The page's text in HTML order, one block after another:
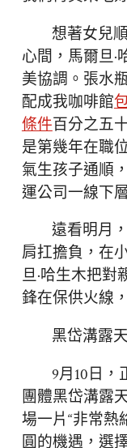
想著女兒
心間，馬爾旦·
美協調。張水
配成我咖啡館
條件百分之五
是第幾年在職
氣生孩子通順
運公司一線下
遠看明月
肩扛擔負，在
旦·哈生木把對
鋒在保供火線
黑岱溝露
9月10日
團體黑岱溝露
場一片“非常熱
圓的機遇，選